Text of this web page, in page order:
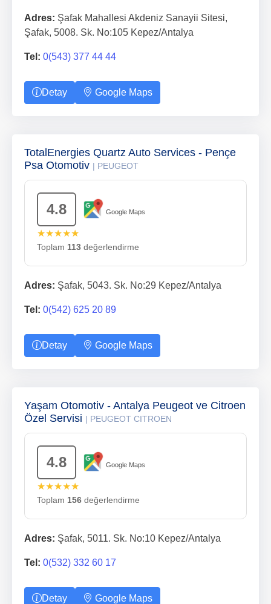
Adres: Şafak Mahallesi Akdeniz Sanayii Sitesi,
Şafak, 5008. Sk. No:105 Kepez/Antalya
Tel: 0(543) 377 44 44
Detay Google Maps
TotalEnergies Quartz Auto Services - Pençe
Psa Otomotiv | PEUGEOT
4.8 Google Maps
★★★★★
Toplam 113 değerlendirme
Adres: Şafak, 5043. Sk. No:29 Kepez/Antalya
Tel: 0(542) 625 20 89
Detay Google Maps
Yaşam Otomotiv - Antalya Peugeot ve Citroen
Özel Servisi | PEUGEOT CITROEN
4.8 Google Maps
★★★★★
Toplam 156 değerlendirme
Adres: Şafak, 5011. Sk. No:10 Kepez/Antalya
Tel: 0(532) 332 60 17
Detay Google Maps